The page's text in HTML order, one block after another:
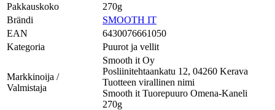
Pakkauskoko
270g
Brändi
SMOOTH IT
EAN
6430076661050
Kategoria
Puurot ja vellit
Markkinoija /
Valmistaja
Smooth it Oy
Posliinitehtaankatu 12, 04260 Kerava
Tuotteen virallinen nimi
Smooth it Tuorepuuro Omena-Kaneli
270g